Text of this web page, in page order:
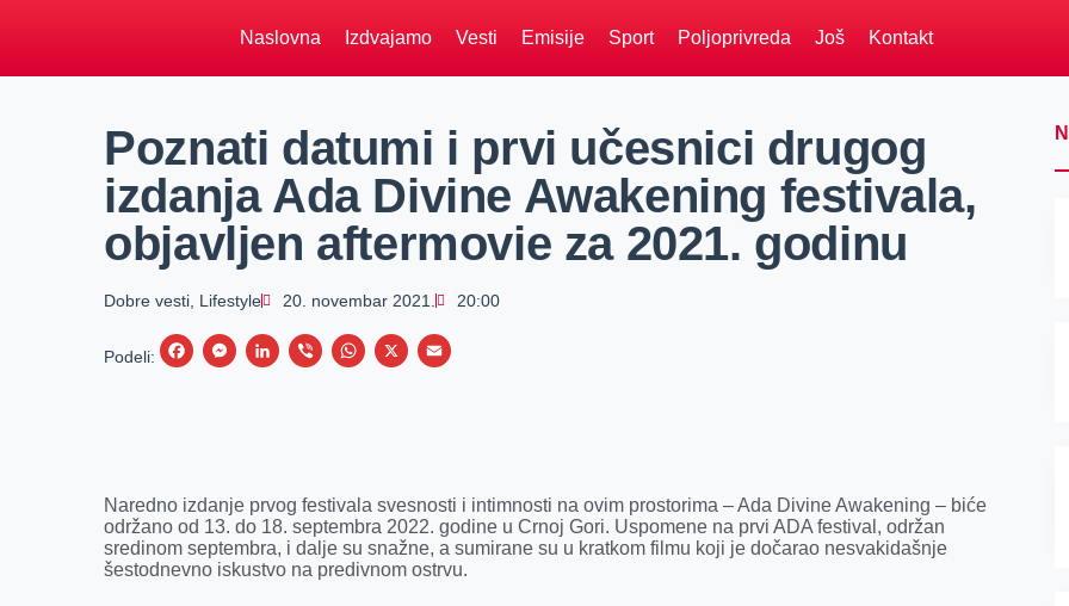
Naslovna Izdvajamo Vesti Emisije Sport Poljoprivreda Još Kontakt
Poznati datumi i prvi učesnici drugog
izdanja Ada Divine Awakening festivala,
objavljen aftermovie za 2021. godinu
Dobre vesti Lifestyle 20. novembar 2021. 20:00
Podeli:
F
o
o
M
n
g
L
d
I
V
W
A
p
X
Naredno izdanje prvog festivala svesnosti i intimnosti na ovim prostorima – Ada Divine Awakening – biće
održano od 13. do 18. septembra 2022. godine u Crnoj Gori. Uspomene na prvi ADA festival, održan
sredinom septembra, i dalje su snažne, a sumirane su u kratkom filmu koji je dočarao nesvakidašnje
šestodnevno iskustvo na predivnom ostrvu.